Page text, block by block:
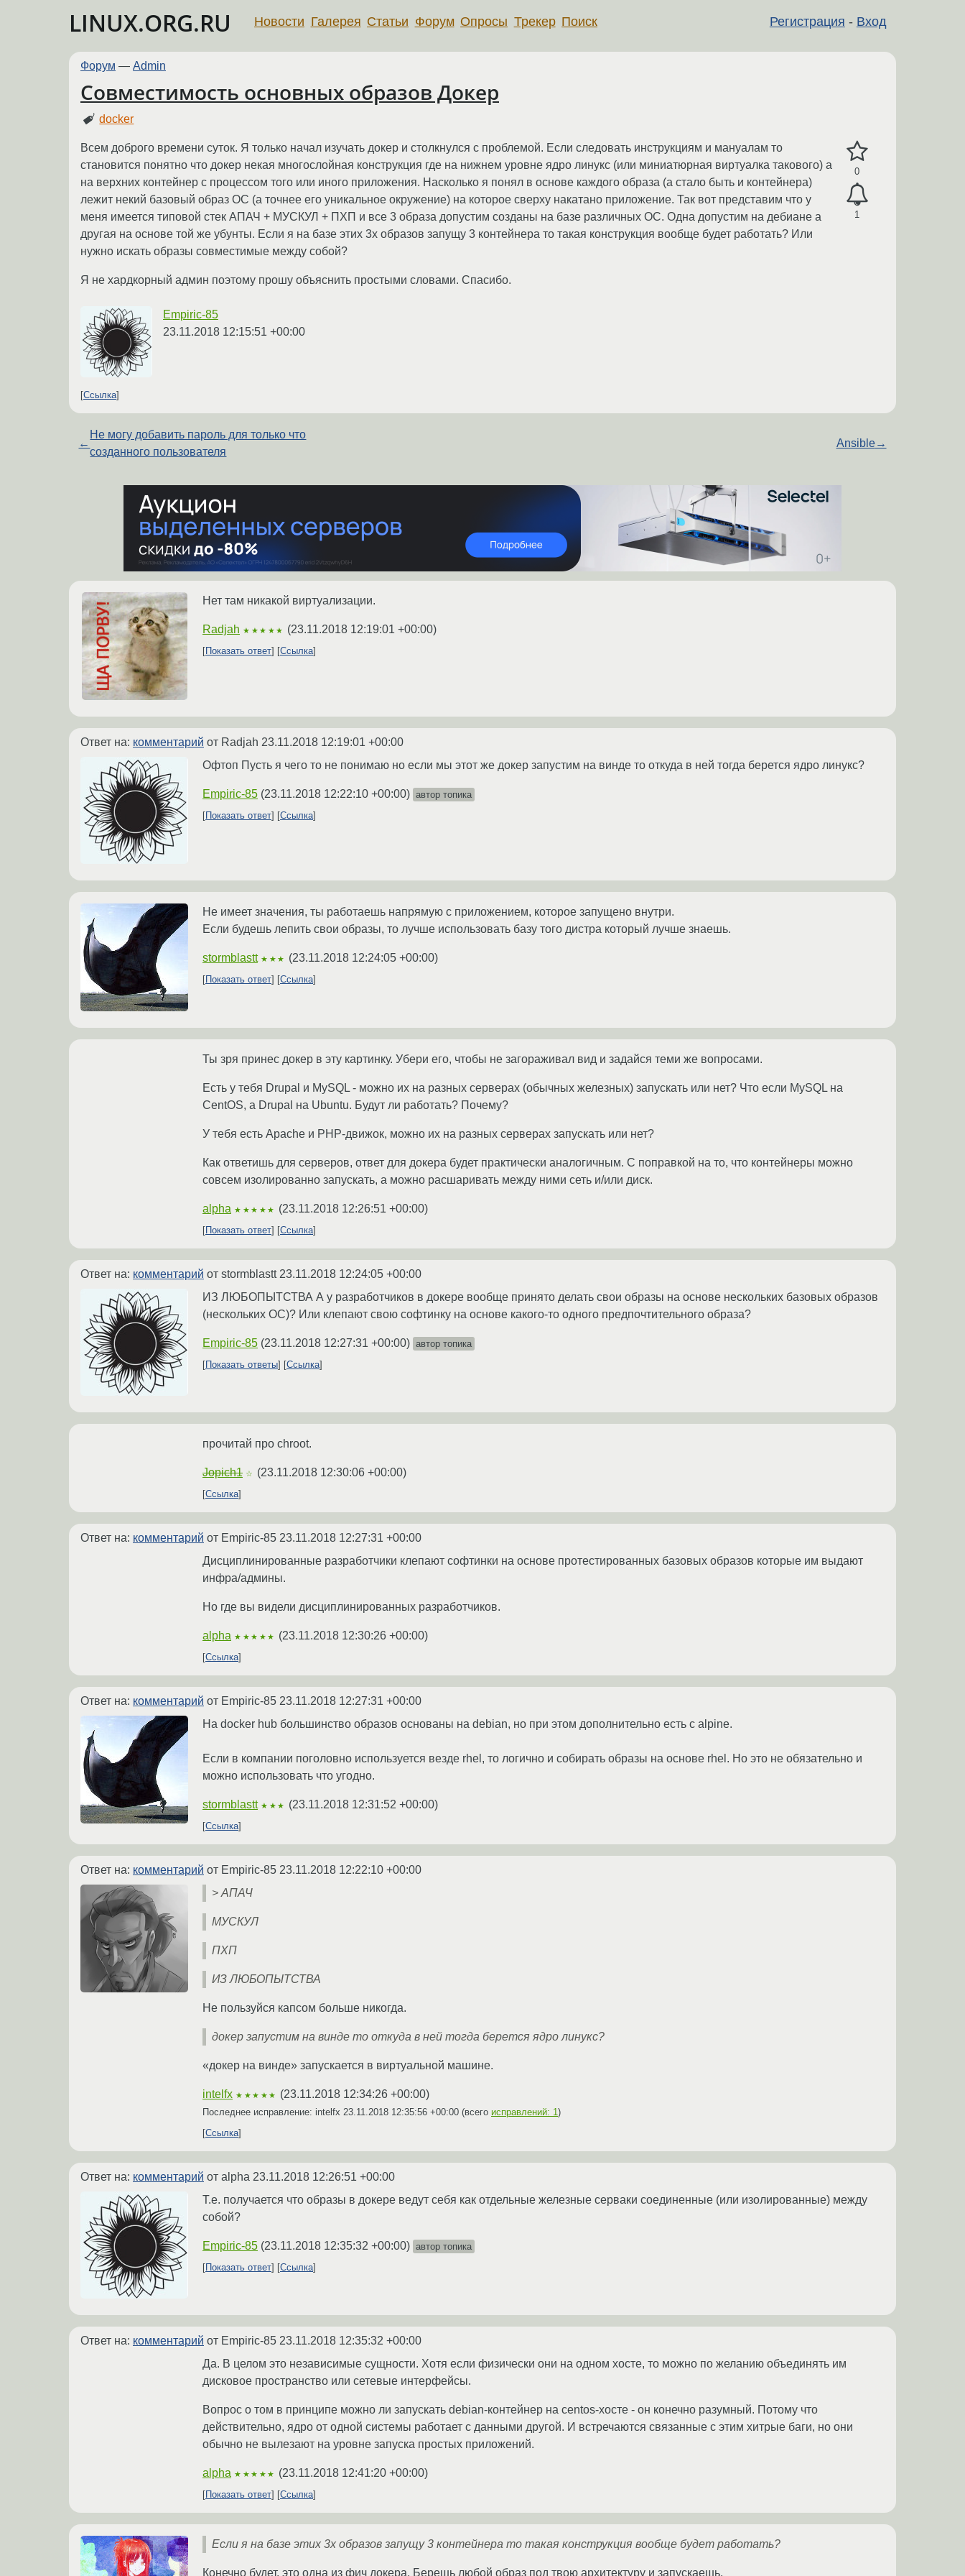
LINUX.ORG.RU Регистрация - Вход
Новости Галерея Статьи Форум Опросы Трекер Поиск
Форум — Admin
Совместимость основных образов Докер
docker
0
1
Всем доброго времени суток. Я только начал изучать докер и столкнулся с проблемой. Если следовать инструкциям и мануалам то
становится понятно что докер некая многослойная конструкция где на нижнем уровне ядро линукс (или миниатюрная виртуалка такового) а
на верхних контейнер с процессом того или иного приложения. Насколько я понял в основе каждого образа (а стало быть и контейнера)
лежит некий базовый образ ОС (а точнее его уникальное окружение) на которое сверху накатано приложение. Так вот представим что у
меня имеется типовой стек АПАЧ + МУСКУЛ + ПХП и все 3 образа допустим созданы на базе различных ОС. Одна допустим на дебиане а
другая на основе той же убунты. Если я на базе этих 3х образов запущу 3 контейнера то такая конструкция вообще будет работать? Или
нужно искать образы совместимые между собой?
Я не хардкорный админ поэтому прошу объяснить простыми словами. Спасибо.
Empiric-85
23.11.2018 12:15:51 +00:00
Ссылка
←
Не могу добавить пароль для только что
созданного пользователя
Ansible→
Нет там никакой виртуализации.
Radjah ★★★★★ (23.11.2018 12:19:01 +00:00)
Показать ответ Ссылка
Ответ на: комментарий от Radjah 23.11.2018 12:19:01 +00:00
Офтоп Пусть я чего то не понимаю но если мы этот же докер запустим на винде то откуда в ней тогда берется ядро линукс?
Empiric-85 (23.11.2018 12:22:10 +00:00) автор топика
Показать ответ
Ссылка
Не имеет значения, ты работаешь напрямую с приложением, которое запущено внутри.
Если будешь лепить свои образы, то лучше использовать базу того дистра который лучше знаешь.
stormblastt ★★★ (23.11.2018 12:24:05 +00:00)
Показать ответ Ссылка
Ты зря принес докер в эту картинку. Убери его, чтобы не загораживал вид и задайся теми же вопросами.
Есть у тебя Drupal и MySQL - можно их на разных серверах (обычных железных) запускать или нет? Что еcли MySQL на
CentOS, а Drupal на Ubuntu. Будут ли работать? Почему?
У тебя есть Apache и PHP-движок, можно их на разных серверах запускать или нет?
Как ответишь для серверов, ответ для докера будет практически аналогичным. С поправкой на то, что контейнеры можно
совсем изолированно запускать, а можно расшаривать между ними сеть и/или диск.
alpha ★★★★★ (23.11.2018 12:26:51 +00:00)
Показать ответ Ссылка
Ответ на: комментарий от stormblastt 23.11.2018 12:24:05 +00:00
ИЗ ЛЮБОПЫТСТВА А у разработчиков в докере вообще принято делать свои образы на основе нескольких базовых образов
(нескольких ОС)? Или клепают свою софтинку на основе какого-то одного предпочтительного образа?
Empiric-85 (23.11.2018 12:27:31 +00:00) автор топика
Показать ответы
Ссылка
прочитай про chroot.
Jopich1 ☆ (23.11.2018 12:30:06 +00:00)
Ссылка
Ответ на: комментарий от Empiric-85 23.11.2018 12:27:31 +00:00
Дисциплинированные разработчики клепают софтинки на основе протестированных базовых образов которые им выдают
инфра/админы.
Но где вы видели дисциплинированных разработчиков.
alpha ★★★★★ (23.11.2018 12:30:26 +00:00)
Ссылка
Ответ на: комментарий от Empiric-85 23.11.2018 12:27:31 +00:00
На docker hub большинство образов основаны на debian, но при этом дополнительно есть с alpine.
Если в компании поголовно используется везде rhel, то логично и собирать образы на основе rhel. Но это не обязательно и
можно использовать что угодно.
stormblastt ★★★ (23.11.2018 12:31:52 +00:00)
Ссылка
Ответ на: комментарий от Empiric-85 23.11.2018 12:22:10 +00:00
> АПАЧ
МУСКУЛ
ПХП
ИЗ ЛЮБОПЫТСТВА
Не пользуйся капсом больше никогда.
докер запустим на винде то откуда в ней тогда берется ядро линукс?
«докер на винде» запускается в виртуальной машине.
intelfx ★★★★★ (23.11.2018 12:34:26 +00:00)
Последнее исправление: intelfx 23.11.2018 12:35:56 +00:00 (всего исправлений: 1)
Ссылка
Ответ на: комментарий от alpha 23.11.2018 12:26:51 +00:00
Т.е. получается что образы в докере ведут себя как отдельные железные серваки соединенные (или изолированные) между
собой?
Empiric-85 (23.11.2018 12:35:32 +00:00) автор топика
Показать ответ
Ссылка
Ответ на: комментарий от Empiric-85 23.11.2018 12:35:32 +00:00
Да. В целом это независимые сущности. Хотя если физически они на одном хосте, то можно по желанию объединять им
дисковое пространство или сетевые интерфейсы.
Вопрос о том в принципе можно ли запускать debian-контейнер на centos-хосте - он конечно разумный. Потому что
действительно, ядро от одной системы работает с данными другой. И встречаются связанные с этим хитрые баги, но они
обычно не вылезают на уровне запуска простых приложений.
alpha ★★★★★ (23.11.2018 12:41:20 +00:00)
Показать ответ Ссылка
Если я на базе этих 3х образов запущу 3 контейнера то такая конструкция вообще будет работать?
Конечно будет, это одна из фич докера. Берешь любой образ под твою архитектуру и запускаешь.